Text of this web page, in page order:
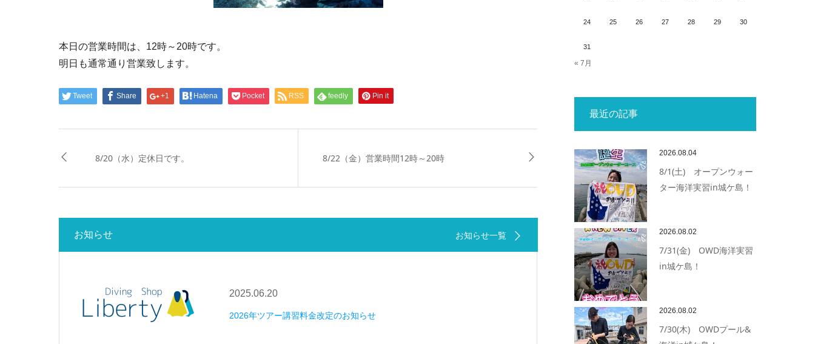
本日の営業時間は、12時～20時です。
明日も通常通り営業致します。
Tweet Share +1 Hatena Pocket RSS feedly Pin it
8/20（水）定休日です。 8/22（金）営業時間12時～20時
お知らせ お知らせ一覧
2025.06.20
2026年ツアー講習料金改定のお知らせ
24 25 26 27 28 29 30
31
« 7月
最近の記事
2026.08.04
8/1(土) オープンウォー
ター海洋実習in城ケ島！
2026.08.02
7/31(金) OWD海洋実習
in城ケ島！
2026.08.02
7/30(木) OWDプール&